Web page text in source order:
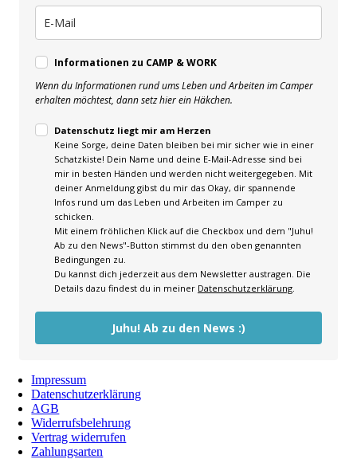
Informationen zu CAMP & WORK
Wenn du Informationen rund ums Leben und Arbeiten im Camper
erhalten möchtest, dann setz hier ein Häkchen.
Datenschutz liegt mir am Herzen
Keine Sorge, deine Daten bleiben bei mir sicher wie in einer
Schatzkiste! Dein Name und deine E-Mail-Adresse sind bei
mir in besten Händen und werden nicht weitergegeben. Mit
deiner Anmeldung gibst du mir das Okay, dir spannende
Infos rund um das Leben und Arbeiten im Camper zu
schicken.
Mit einem fröhlichen Klick auf die Checkbox und dem "Juhu!
Ab zu den News"-Button stimmst du den oben genannten
Bedingungen zu.
Du kannst dich jederzeit aus dem Newsletter austragen. Die
Details dazu findest du in meiner Datenschutzerklärung
Juhu! Ab zu den News :)
Impressum
Datenschutzerklärung
AGB
Widerrufsbelehrung
Vertrag widerrufen
Zahlungsarten